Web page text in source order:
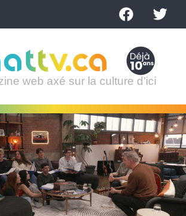
web axé sur la culture d’ici